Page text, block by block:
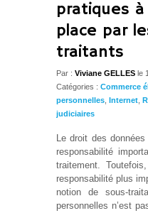
pratiques
place par
traitants
Par : Viviane GELLES le
Catégories : Commerce
personnelles Internet
judiciaires
Le droit des
responsabilité
traitement.
responsabilité plus
notion de sous-
personnelles n’est